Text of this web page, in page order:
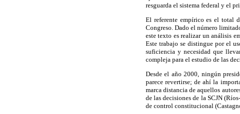
resguarda el sistema federal y el
El referente empírico es el total
Congreso. Dado el número
este texto es realizar un análisis
Este trabajo se distingue por el
suficiencia y necesidad que
compleja para el estudio de las
Desde el año 2000, ningún
parece revertirse; de ahí la
marca distancia de aquellos
de las decisiones de la SCJN
de control constitucional